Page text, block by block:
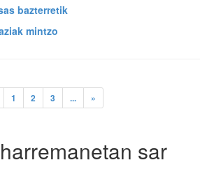
bazterretik
mintzo
1 2 3 ... »
sar